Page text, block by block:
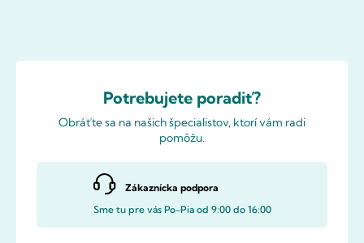
Potrebujete poradiť?
Obráťte sa na našich špecialistov, ktorí vám radi
pomôžu.
Zákaznícka podpora
Sme tu pre vás Po-Pia od 9:00 do 16:00